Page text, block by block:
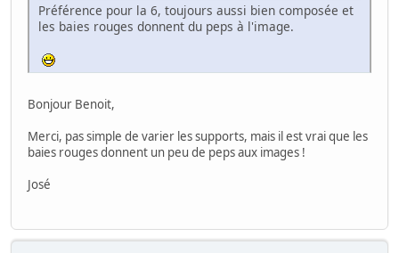
Préférence pour la 6, toujours aussi bien composée et
les baies rouges donnent du peps à l'image.
Bonjour Benoit,
Merci, pas simple de varier les supports, mais il est vrai que les
baies rouges donnent un peu de peps aux images !
José